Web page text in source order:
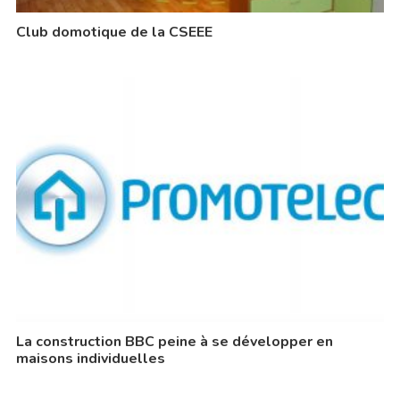
Club domotique de la CSEEE
La construction BBC peine à se développer en
maisons individuelles